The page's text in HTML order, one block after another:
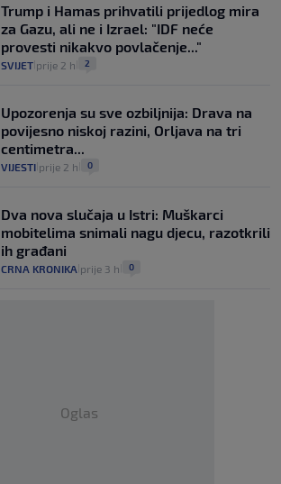
Trump i Hamas prihvatili prijedlog mira
za Gazu, ali ne i Izrael: "IDF neće
provesti nikakvo povlačenje..."
SVIJET prije 2 h 2
Upozorenja su sve ozbiljnija: Drava na
povijesno niskoj razini, Orljava na tri
centimetra...
VIJESTI prije 2 h 0
Dva nova slučaja u Istri: Muškarci
mobitelima snimali nagu djecu, razotkrili
ih građani
CRNA KRONIKA prije 3 h 0
Oglas